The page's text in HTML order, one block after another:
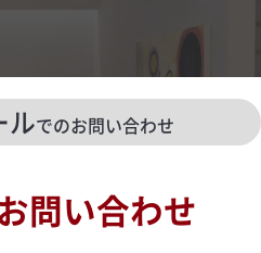
ルでのお問い合わせ
問い合わせ